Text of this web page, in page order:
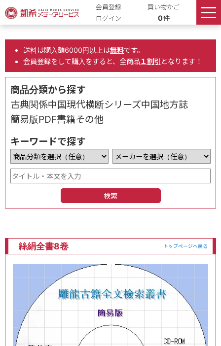
会員登録
ログイン
買い物かご
0件
送料は購入額6000円以上は無料です。
会員登録をして購入をすると、全商品１割引 となります！
商品分類から探す
古典関係中国現代横断シリーズ中国地方誌
簡易版PDF書籍その他
キーワードで探す
検索
絲絹全書8卷 トップページへ戻る